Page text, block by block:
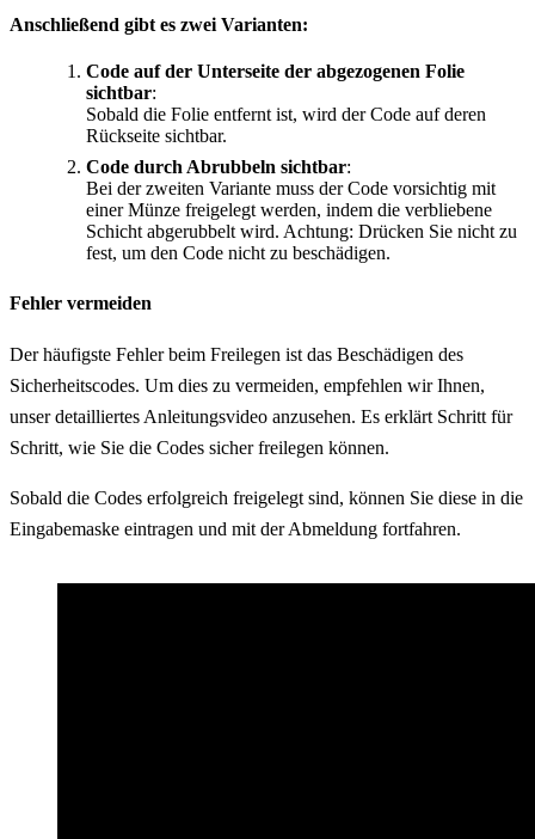
Anschließend gibt es zwei Varianten:
Code auf der Unterseite der abgezogenen Folie
sichtbar:
Sobald die Folie entfernt ist, wird der Code auf deren
Rückseite sichtbar.
Code durch Abrubbeln sichtbar:
Bei der zweiten Variante muss der Code vorsichtig mit
einer Münze freigelegt werden, indem die verbliebene
Schicht abgerubbelt wird. Achtung: Drücken Sie nicht zu
fest, um den Code nicht zu beschädigen.
Fehler vermeiden
Der häufigste Fehler beim Freilegen ist das Beschädigen des
Sicherheitscodes. Um dies zu vermeiden, empfehlen wir Ihnen,
unser detailliertes Anleitungsvideo anzusehen. Es erklärt Schritt für
Schritt, wie Sie die Codes sicher freilegen können.
Sobald die Codes erfolgreich freigelegt sind, können Sie diese in die
Eingabemaske eintragen und mit der Abmeldung fortfahren.